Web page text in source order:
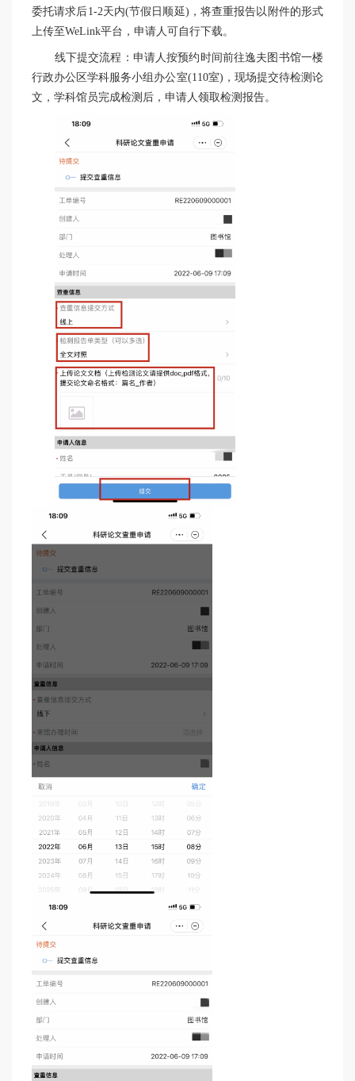
委托请求后1-2天内(节假日顺延)，将查重报告以附件的形式
上传至WeLink平台，申请人可自行下载。
线下提交流程：申请人按预约时间前往逸夫图书馆一楼
行政办公区学科服务小组办公室(110室)，现场提交待检测论
文，学科馆员完成检测后，申请人领取检测报告。